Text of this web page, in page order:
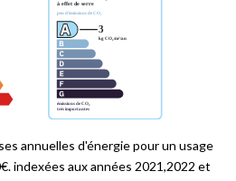
annuelles d'énergie pour un usage
indexées aux années 2021,2022 et